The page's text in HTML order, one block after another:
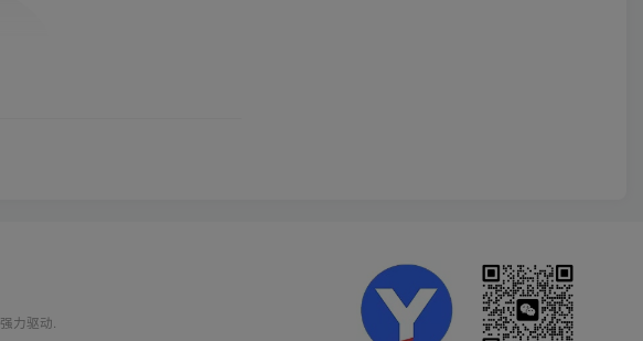
强力驱动.